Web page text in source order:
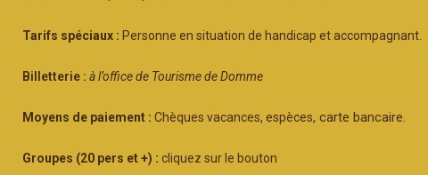
Tarifs spéciaux : Personne en situation de handicap et accompagnant.
Billetterie : à l’office de Tourisme de Domme
Moyens de paiement : Chèques vacances, espèces, carte bancaire
Groupes (20 pers et +) : cliquez sur le bouton